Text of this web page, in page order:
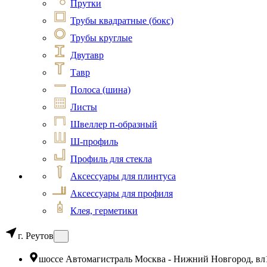
Прутки
Трубы квадратные (бокс)
Трубы круглые
Двутавр
Тавр
Полоса (шина)
Листы
Швеллер п-образный
Ш-профиль
Профиль для стекла
Аксессуары для плинтуса
Аксессуары для профиля
Клея, герметики
г. Реутов
шоссе Автомагистраль Москва - Нижний Новгород,